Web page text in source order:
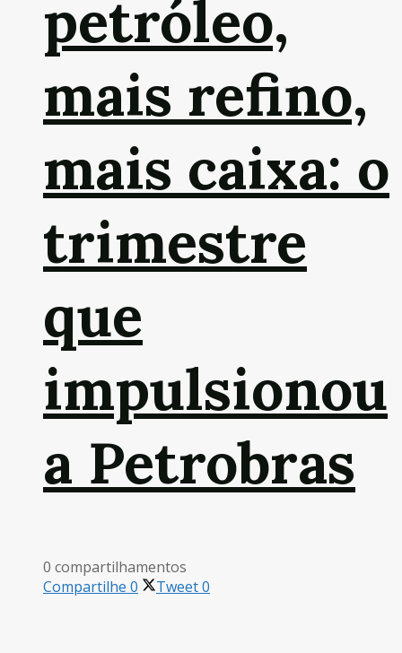
petróleo,
mais refino,
mais caixa: o
trimestre
que
impulsionou
a Petrobras
0 compartilhamentos
Compartilhe 0 Tweet0